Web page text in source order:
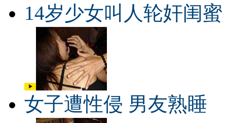
14岁少女叫人轮奸闺蜜
女子遭性侵 男友熟睡